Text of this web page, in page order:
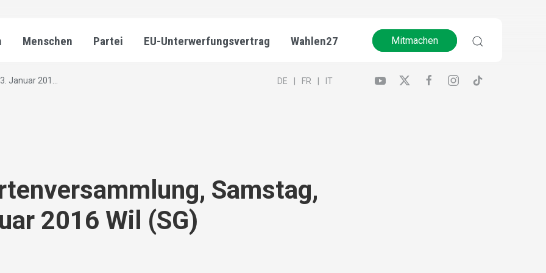
Menschen Partei EU-Unterwerfungsvertrag Wahlen27 Mitmachen
Januar 201... DE FR IT
Samstag,
2016 Wil (SG)